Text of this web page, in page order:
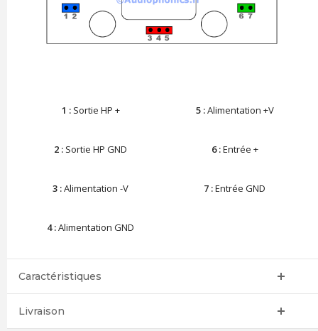
1 : Sortie HP + 5 :Alimentation +V
2 : Sortie HP GND 6 :Entrée +
3 :Alimentation -V 7 :Entrée GND
4 :Alimentation GND
Caractéristiques
Livraison